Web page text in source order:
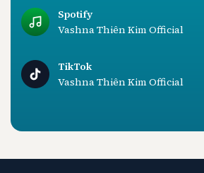
Spotify
Vashna Thiên Kim Official
TikTok
Vashna Thiên Kim Official